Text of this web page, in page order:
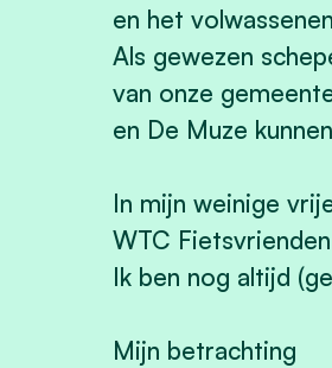
en het
Als gewezen
van onze
en De Muze
In mijn weinige
WTC
Ik ben nog altijd
Mijn betrachting